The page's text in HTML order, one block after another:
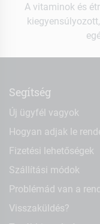
A vitaminok és
Segítség
Új ügyfél vagyok
Hogyan adjak le
Fizetési lehetőségek
Szállítási módok
Problémád van a
Visszaküldés?